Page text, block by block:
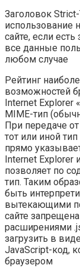
Заголовок
использование
сайте, если
все данные
любом случае
Рейтинг
возможностей
Internet Explorer
MIME-тип
При передаче
тот или иной
прямо
Internet
позволяет по
тип. Таким
быть
вытекающими
сайте
расширениями
загрузить в
JavaScript-код,
браузером